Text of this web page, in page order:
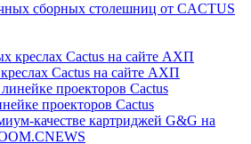
сборных столешниц от CACTUS
Cactus на сайте АХП
проекторов Cactus